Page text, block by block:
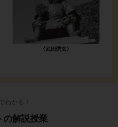
わかる！
の解説授業